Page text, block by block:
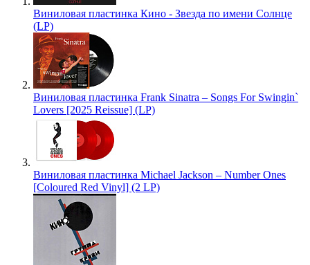
Виниловая пластинка Кино - Звезда по имени Солнце
(LP)
Виниловая пластинка Frank Sinatra – Songs For Swingin`
Lovers [2025 Reissue] (LP)
Виниловая пластинка Michael Jackson – Number Ones
[Coloured Red Vinyl] (2 LP)